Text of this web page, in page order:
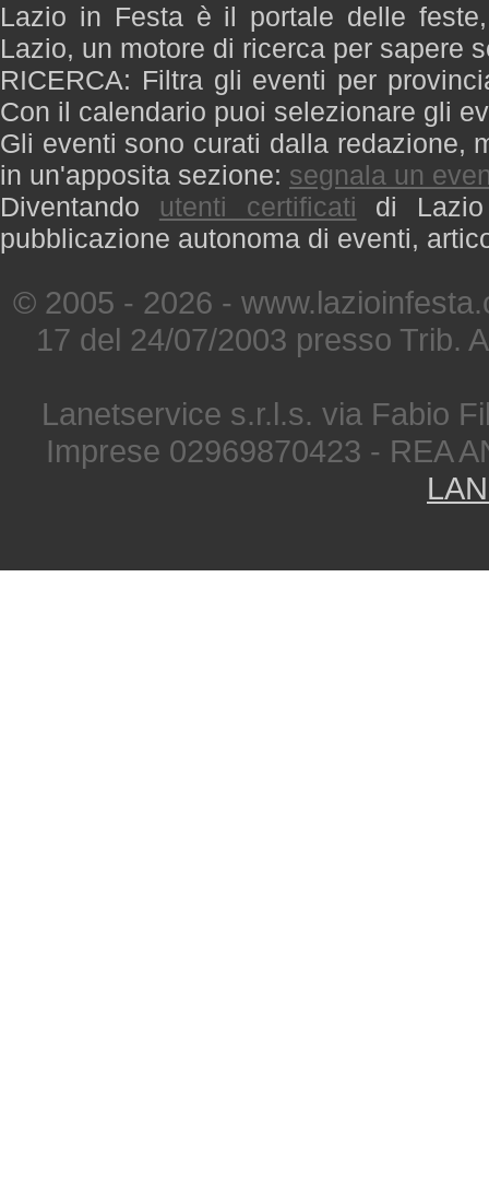
Lazio in Festa è il portale delle
Lazio, un motore di ricerca per sapere
RICERCA: Filtra gli eventi per
Con il calendario puoi selezionare gli
Gli eventi sono curati dalla redazione,
in un'apposita sezione: segnala un
Diventando utenti certificati di
pubblicazione autonoma di eventi,
© 2005 - 2026 -
17 del 24/07/2003 presso Trib.
Lanetservice s.r.l.s. via Fabio
Imprese 02969870423 - REA